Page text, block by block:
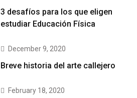
3 desafíos para los que eligen
estudiar Educación Física
December 9, 2020
Breve historia del arte callejero
February 18, 2020